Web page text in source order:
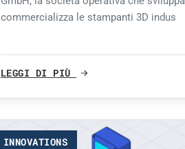
commercializza le stampanti 3D indus
LEGGI DI PIÙ
INNOVATIONS